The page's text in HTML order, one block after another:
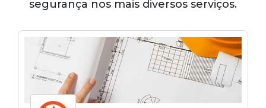
segurança nos mais diversos serviços.